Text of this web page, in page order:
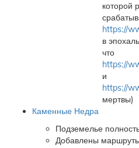
которой
https://
в
что
https://
и
https://
мертвы)
Каменные Недра
Подземелье
Добавлены